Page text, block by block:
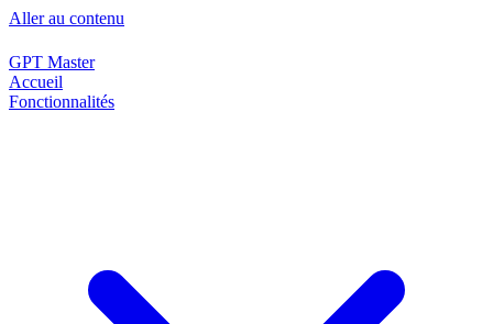
Aller au contenu
GPT Master
Accueil
Fonctionnalités